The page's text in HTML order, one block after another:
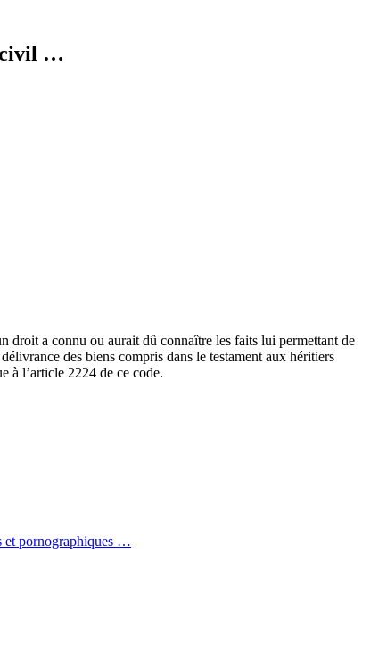
civil …
droit a connu ou aurait dû connaître les faits lui permettant de
des biens compris dans le testament aux héritiers
à l’article 2224 de ce code.
et pornographiques …